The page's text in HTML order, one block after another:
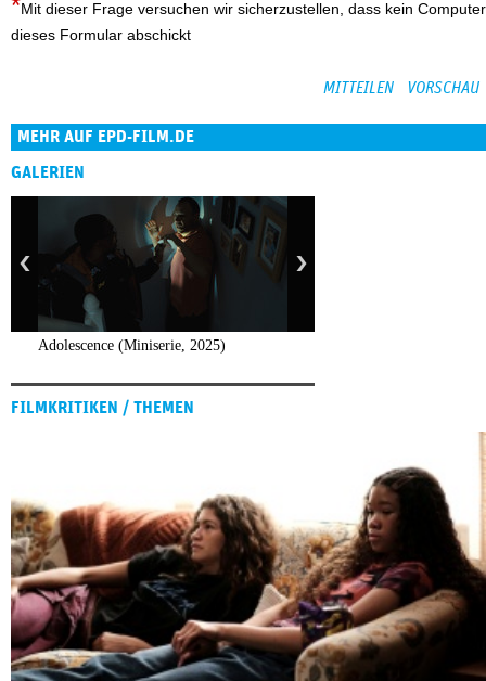
Mit dieser Frage versuchen wir sicherzustellen, dass kein Computer
dieses Formular abschickt
MEHR AUF EPD-FILM.DE
GALERIEN
Adolescence (Miniserie, 2025)
FILMKRITIKEN / THEMEN